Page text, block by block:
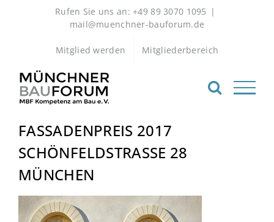
Rufen Sie uns an: +49 89 3070 1095 |
mail@muenchner-bauforum.de
Mitglied werden Mitgliederbereich
FASSADENPREIS 2017
SCHÖNFELDSTRASSE 28
MÜNCHEN